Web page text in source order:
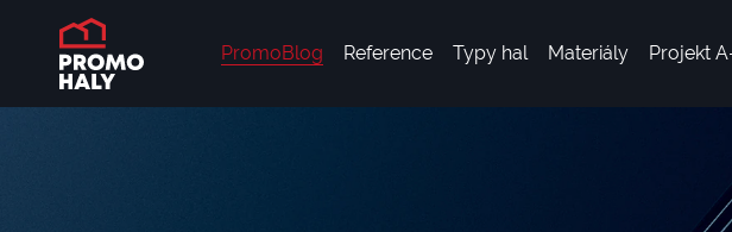
PromoBlog Reference Typy hal Materiály Projekt